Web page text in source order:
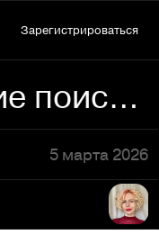
Зарегистрироваться
Проектирование поиска банкоматов в приложении банка
5 марта 2026